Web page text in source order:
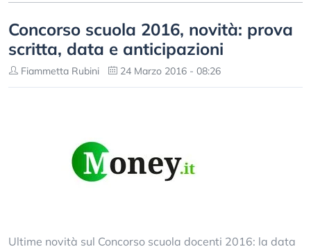
Concorso scuola 2016, novità: prova
scritta, data e anticipazioni
Fiammetta Rubini 24 Marzo 2016 - 08:26
Ultime novità sul Concorso scuola docenti 2016: la data